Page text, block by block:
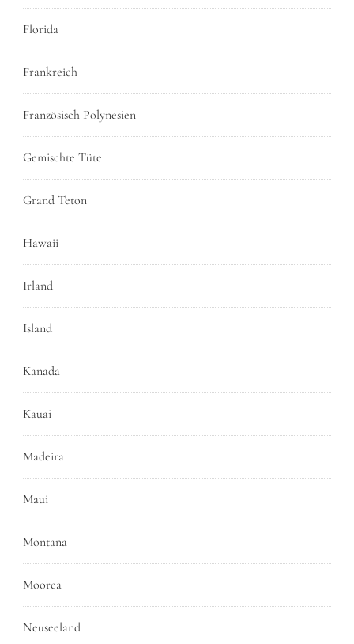
Florida
Frankreich
Französisch Polynesien
Gemischte Tüte
Grand Teton
Hawaii
Irland
Island
Kanada
Kauai
Madeira
Maui
Montana
Moorea
Neuseeland